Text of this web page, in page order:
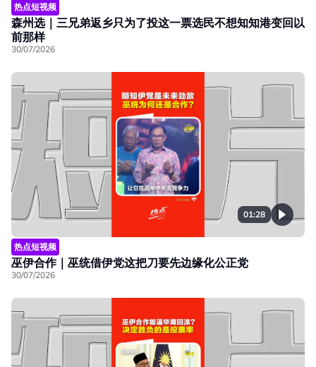
热点短视频
森州选｜三兄弟返乡只为了投这一票选民不想知知港变回以
前那样
30/07/2026
01:28
热点短视频
巫伊合作｜巫统借伊党这把刀要先边缘化公正党
30/07/2026